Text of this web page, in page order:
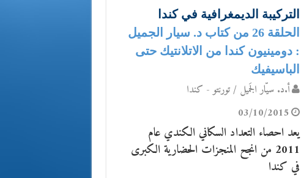
التركيبة الديمغرافية في كندا
الحلقة 26 من كتاب د. سيار الجميل
: دومينيون كندا من الاتلانتيك حتى
الباسيفيك
أ.د. سيّار الجَميل / تورنتو - كندا
03/10/2015
يعد احصاء التعداد السكاني الكندي عام
2011 من انجح المنجزات الحضارية الكبرى
في كندا